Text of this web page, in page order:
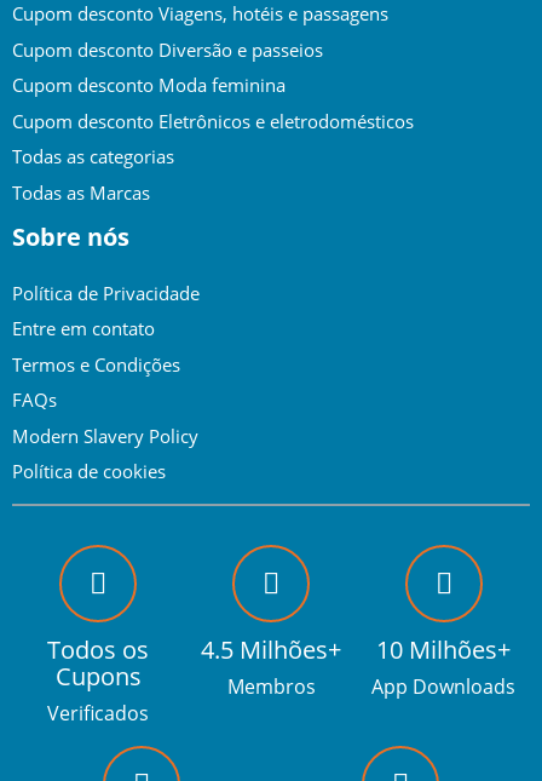
Cupom desconto Viagens, hotéis e passagens
Cupom desconto Diversão e passeios
Cupom desconto Moda feminina
Cupom desconto Eletrônicos e eletrodomésticos
Todas as categorias
Todas as Marcas
Sobre nós
Política de Privacidade
Entre em contato
Termos e Condições
FAQs
Modern Slavery Policy
Política de cookies
Todos os
Cupons
Verificados
4.5 Milhões+
Membros
10 Milhões+
App Downloads